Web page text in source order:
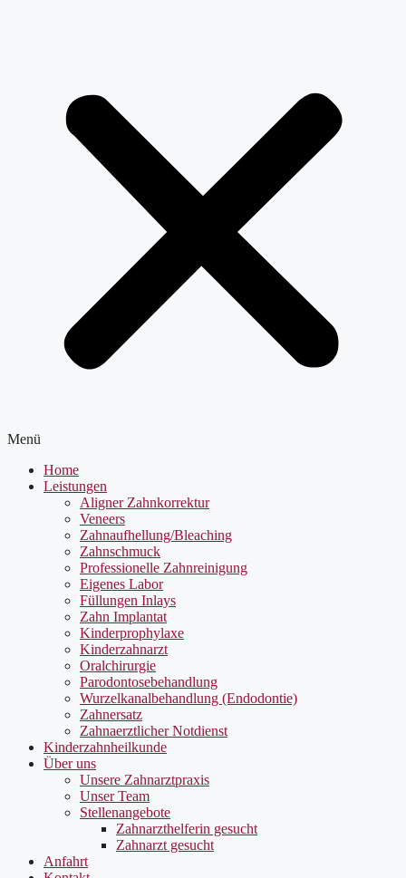
Menü
Home
Leistungen
Aligner Zahnkorrektur
Veneers
Zahnaufhellung/Bleaching
Zahnschmuck
Professionelle Zahnreinigung
Eigenes Labor
Füllungen Inlays
Zahn Implantat
Kinderprophylaxe
Kinderzahnarzt
Oralchirurgie
Parodontosebehandlung
Wurzelkanalbehandlung (Endodontie)
Zahnersatz
Zahnaerztlicher Notdienst
Kinderzahnheilkunde
Über uns
Unsere Zahnarztpraxis
Unser Team
Stellenangebote
Zahnarzthelferin gesucht
Zahnarzt gesucht
Anfahrt